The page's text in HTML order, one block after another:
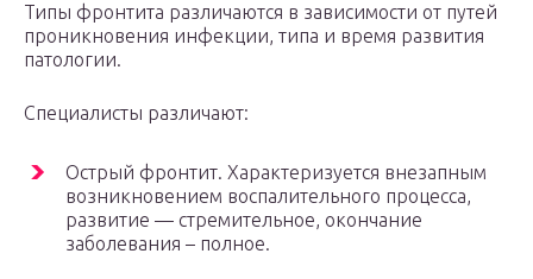
Типы фронтита различаются в зависимости от путей
проникновения инфекции, типа и время развития
патологии.
Специалисты различают:
Острый фронтит. Характеризуется внезапным
возникновением воспалительного процесса,
развитие — стремительное, окончание
заболевания – полное.